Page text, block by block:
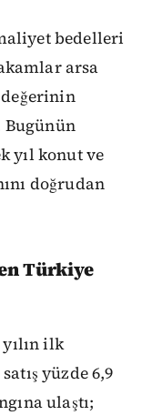
bedelleri
arsa
Bugünün
yıl konut ve
doğrudan
Türkiye
ilk
yüzde 6,9
ulaştı;